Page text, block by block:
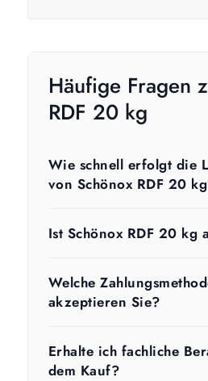
Häufige Fragen
RDF 20 kg
Wie schnell erfolgt die
von Schönox RDF 20
Ist Schönox RDF 20 kg
Welche
akzeptieren Sie?
Erhalte ich fachliche
dem Kauf?